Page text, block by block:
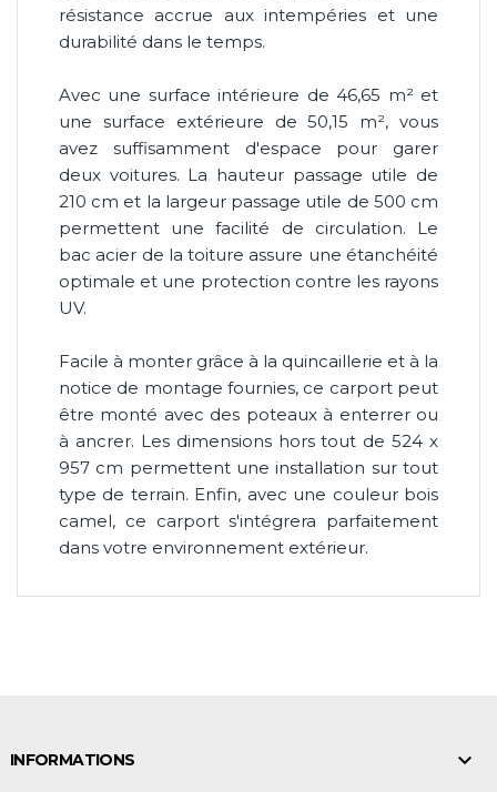
résistance accrue aux intempéries et une
durabilité dans le temps.
Avec une surface intérieure de 46,65 m² et
une surface extérieure de 50,15 m², vous
avez suffisamment d'espace pour garer
deux voitures. La hauteur passage utile de
210 cm et la largeur passage utile de 500 cm
permettent une facilité de circulation. Le
bac acier de la toiture assure une étanchéité
optimale et une protection contre les rayons
UV.
Facile à monter grâce à la quincaillerie et à la
notice de montage fournies, ce carport peut
être monté avec des poteaux à enterrer ou
à ancrer. Les dimensions hors tout de 524 x
957 cm permettent une installation sur tout
type de terrain. Enfin, avec une couleur bois
camel, ce carport s'intégrera parfaitement
dans votre environnement extérieur.
INFORMATIONS 